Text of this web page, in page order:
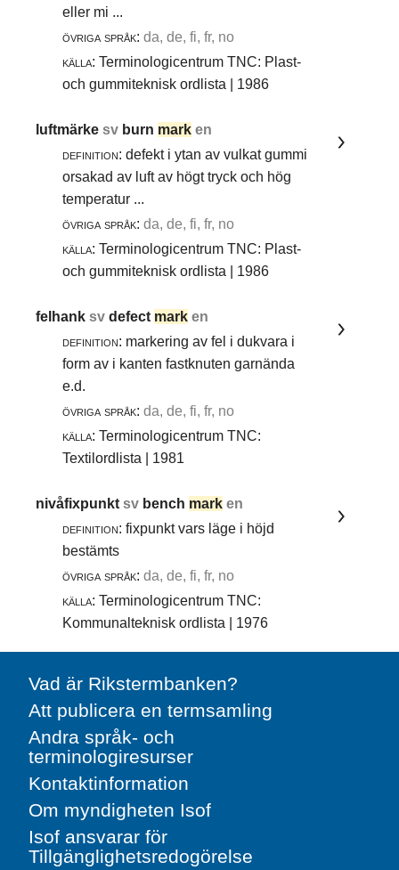
eller mi ...
övriga språk: da, de, fi, fr, no
källa: Terminologicentrum TNC: Plast-
och gummiteknisk ordlista | 1986
luftmärkesv burn mark en
definition: defekt i ytan av vulkat gummi
orsakad av luft av högt tryck och hög
temperatur ...
övriga språk: da, de, fi, fr, no
källa: Terminologicentrum TNC: Plast-
och gummiteknisk ordlista | 1986
felhanksvdefect mark en
definition: markering av fel i dukvara i
form av i kanten fastknuten garnända
e.d.
övriga språk: da, de, fi, fr, no
källa: Terminologicentrum TNC:
Textilordlista | 1981
nivåfixpunktsv bench mark en
definition: fixpunkt vars läge i höjd
bestämts
övriga språk: da, de, fi, fr, no
källa: Terminologicentrum TNC:
Kommunalteknisk ordlista | 1976
Vad är Rikstermbanken?
Att publicera en termsamling
Andra språk- och
terminologiresurser
Kontaktinformation
Om myndigheten Isof
Isof ansvarar för
Tillgänglighetsredogörelse